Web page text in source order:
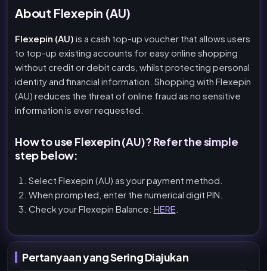
About Flexepin (AU)
Flexepin (AU) is a cash top-up voucher that allows users
to top-up existing accounts for easy online shopping
without credit or debit cards, whilst protecting personal
identity and financial information. Shopping with Flexepin
(AU) reduces the threat of online fraud as no sensitive
information is ever requested.
How to use Flexepin (AU)? Refer the simple
step below:
Select Flexepin (AU) as your payment method.
When prompted, enter the numerical digit PIN.
Check your Flexepin Balance: HERE
Pertanyaan yang Sering Diajukan